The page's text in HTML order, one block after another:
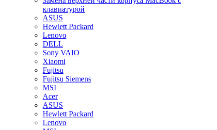
клавиатурой
ASUS
Hewlett Packard
Lenovo
DELL
Sony VAIO
Xiaomi
Fujitsu
Fujitsu Siemens
MSI
Acer
ASUS
Hewlett Packard
Lenovo